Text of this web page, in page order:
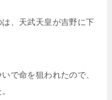
、天武天皇が吉野に下
で命を狙われたので、